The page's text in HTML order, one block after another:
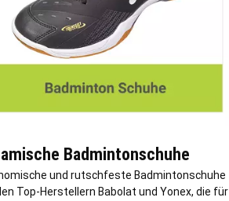
Badmintonschuhe
und rutschfeste Badmintonschuhe
Top-Herstellern Babolat und Yonex, die für